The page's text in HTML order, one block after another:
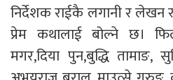
निर्देशक राईकै लगानी र
प्रेम कथालाई बोल्ने छ।
मगर,दिया पुन,बुद्धि